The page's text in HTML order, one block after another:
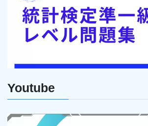
Youtube